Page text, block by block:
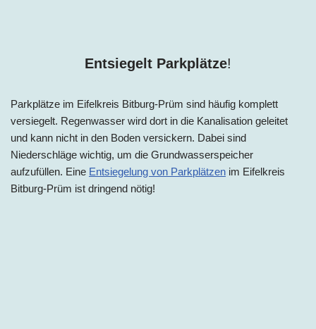
Entsiegelt Parkplätze!
Parkplätze im Eifelkreis Bitburg-Prüm sind häufig komplett
versiegelt. Regenwasser wird dort in die Kanalisation geleitet
und kann nicht in den Boden versickern. Dabei sind
Niederschläge wichtig, um die Grundwasserspeicher
aufzufüllen. Eine Entsiegelung von Parkplätzen im Eifelkreis
Bitburg-Prüm ist dringend nötig!